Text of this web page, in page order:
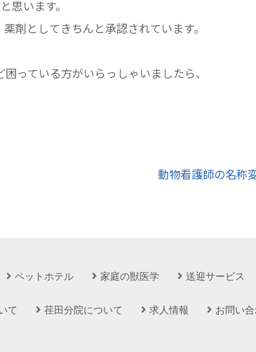
思います。
剤としてきちんと承認されています。
っている方がいらっしゃいましたら、
動物看護師の名称
ペットホテル 家庭の獣医学 送迎サービス
て 荏田分院について 求人情報 お問い